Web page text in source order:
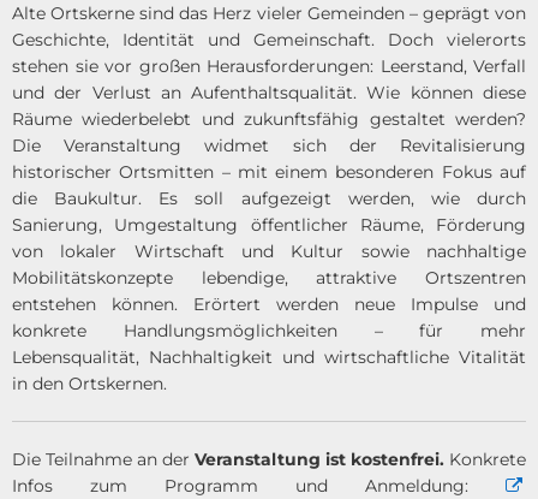
Alte Ortskerne sind das Herz vieler Gemeinden – geprägt von
Geschichte, Identität und Gemeinschaft. Doch vielerorts
stehen sie vor großen Herausforderungen: Leerstand, Verfall
und der Verlust an Aufenthaltsqualität. Wie können diese
Räume wiederbelebt und zukunftsfähig gestaltet werden?
Die Veranstaltung widmet sich der Revitalisierung
historischer Ortsmitten – mit einem besonderen Fokus auf
die Baukultur. Es soll aufgezeigt werden, wie durch
Sanierung, Umgestaltung öffentlicher Räume, Förderung
von lokaler Wirtschaft und Kultur sowie nachhaltige
Mobilitätskonzepte lebendige, attraktive Ortszentren
entstehen können. Erörtert werden neue Impulse und
konkrete Handlungsmöglichkeiten – für mehr
Lebensqualität, Nachhaltigkeit und wirtschaftliche Vitalität
in den Ortskernen.
Die Teilnahme an der Veranstaltung ist kostenfrei. Konkrete
Infos zum Programm und Anmeldung: